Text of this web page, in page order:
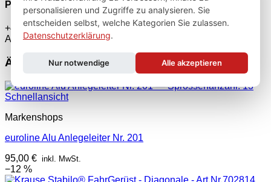
Persönliche Fachberatung
+49 2247 9029252 · Mo–Fr 8–17 Uhr — wir helfen bei der
Auswahl.
Ähnliche Produkte
Schnellansicht
Markenshops
euroline Alu Anlegeleiter Nr. 201
95,00 € inkl. MwSt.
−12 %
personalisieren und Zugriffe zu analysieren. Sie
entscheiden selbst, welche Kategorien Sie zulassen.
Datenschutzerklärung.
Nur notwendige Alle akzeptieren